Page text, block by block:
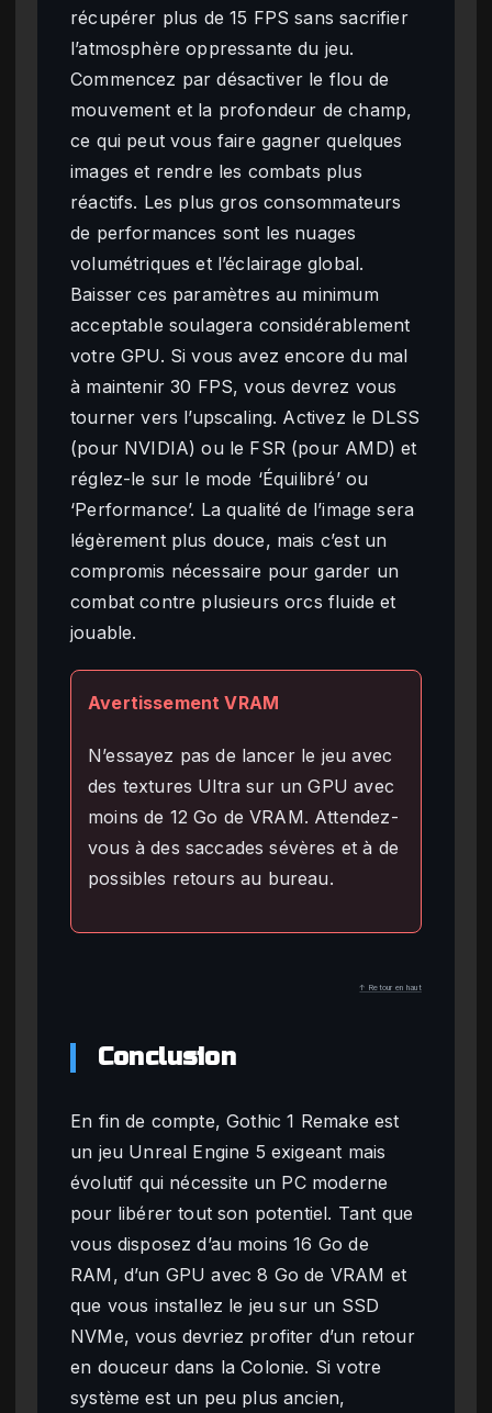
récupérer plus de 15 FPS sans sacrifier
l’atmosphère oppressante du jeu.
Commencez par désactiver le flou de
mouvement et la profondeur de champ,
ce qui peut vous faire gagner quelques
images et rendre les combats plus
réactifs. Les plus gros consommateurs
de performances sont les nuages
volumétriques et l’éclairage global.
Baisser ces paramètres au minimum
acceptable soulagera considérablement
votre GPU. Si vous avez encore du mal
à maintenir 30 FPS, vous devrez vous
tourner vers l’upscaling. Activez le DLSS
(pour NVIDIA) ou le FSR (pour AMD) et
réglez-le sur le mode ‘Équilibré’ ou
‘Performance’. La qualité de l’image sera
légèrement plus douce, mais c’est un
compromis nécessaire pour garder un
combat contre plusieurs orcs fluide et
jouable.
Avertissement VRAM
N’essayez pas de lancer le jeu avec
des textures Ultra sur un GPU avec
moins de 12 Go de VRAM. Attendez-
vous à des saccades sévères et à de
possibles retours au bureau.
↑ Retour en haut
Conclusion
En fin de compte, Gothic 1 Remake est
un jeu Unreal Engine 5 exigeant mais
évolutif qui nécessite un PC moderne
pour libérer tout son potentiel. Tant que
vous disposez d’au moins 16 Go de
RAM, d’un GPU avec 8 Go de VRAM et
que vous installez le jeu sur un SSD
NVMe, vous devriez profiter d’un retour
en douceur dans la Colonie. Si votre
système est un peu plus ancien,